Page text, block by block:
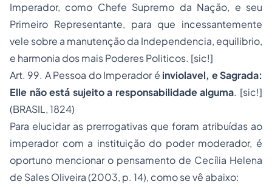
Imperador, como Chefe Supremo da Nação, e seu
Primeiro Representante, para que incessantemente
vele sobre a manutenção da Independencia, equilibrio,
e harmonia dos mais Poderes Politicos. [sic!]
Art. 99. A Pessoa do Imperador é inviolavel, e Sagrada:
Elle não está sujeito a responsabilidade alguma. [sic!]
(BRASIL, 1824)
Para elucidar as prerrogativas que foram atribuídas ao
imperador com a instituição do poder moderador, é
oportuno mencionar o pensamento de Cecília Helena
de Sales Oliveira (2003, p. 14), como se vê abaixo: